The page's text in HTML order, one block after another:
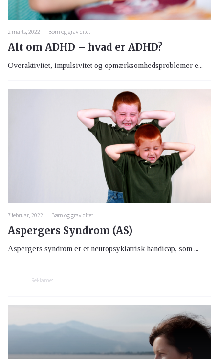
2 marts, 2022 Børn og graviditet
Alt om ADHD – hvad er ADHD?
Overaktivitet, impulsivitet og opmærksomhedsproblemer e...
7 februar, 2022 Børn og graviditet
Aspergers Syndrom (AS)
Aspergers syndrom er et neuropsykiatrisk handicap, som ...
Reklame: